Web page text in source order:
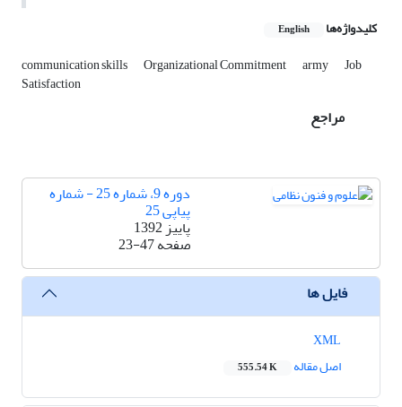
کلیدواژه‌ها English
communication skills Organizational Commitment army Job
Satisfaction
مراجع
دوره 9، شماره 25 - شماره
پیاپی 25
پاییز 1392
صفحه23-47
فایل ها
اصل مقاله
555.54 K